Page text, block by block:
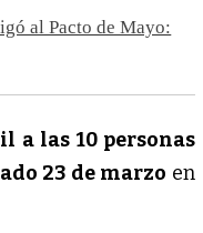
al Pacto de Mayo:
a las 10 personas
23 de marzo en